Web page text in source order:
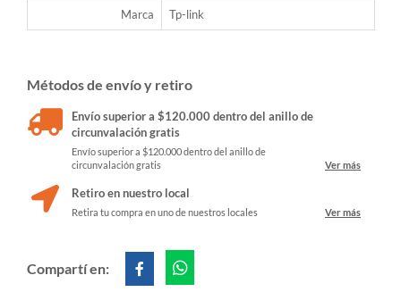
Marca Tp-link
Métodos de envío y retiro
Envío superior a $120.000 dentro del anillo de
circunvalación gratis
Envío superior a $120.000 dentro del anillo de
circunvalación gratis
Ver más
Retiro en nuestro local
Retira tu compra en uno de nuestros locales Ver más
Compartí en: